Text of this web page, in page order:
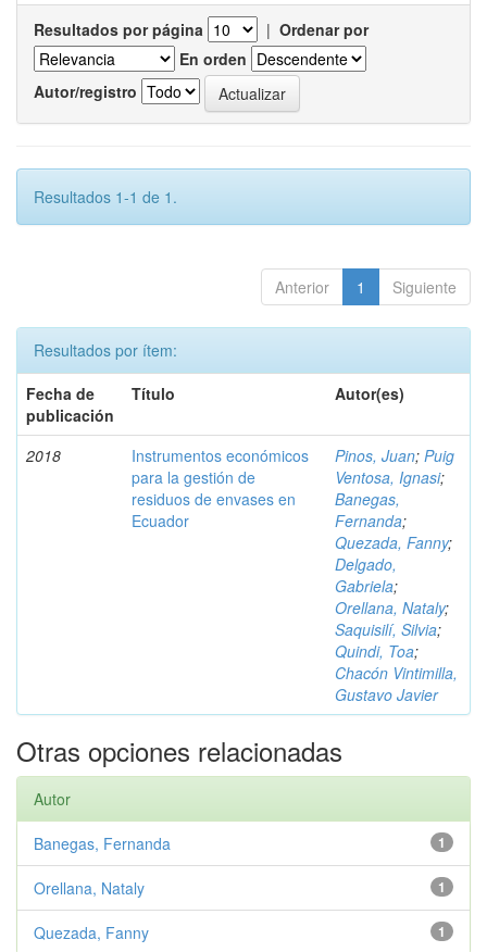
Resultados por página | Ordenar por
En orden
Autor/registro
Resultados 1-1 de 1.
Anterior 1 Siguiente
Resultados por ítem:
Fecha de
publicación
Título Autor(es)
2018
Instrumentos económicos
para la gestión de
residuos de envases en
Ecuador
Pinos, Juan; Puig
Ventosa, Ignasi;
Banegas,
Fernanda;
Quezada, Fanny;
Delgado,
Gabriela;
Orellana, Nataly;
Saquisilí, Silvia;
Quindi, Toa;
Chacón Vintimilla,
Gustavo Javier
Otras opciones relacionadas
Autor
1
Banegas, Fernanda
1
Orellana, Nataly
1
Quezada, Fanny